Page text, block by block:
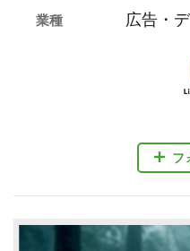
フ
業種 広告・